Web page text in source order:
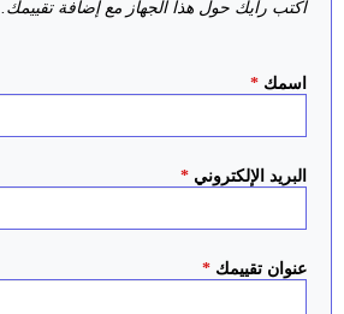
اكتب رأيك حول هذا الجهاز مع إضافة تقييمك.
اسمك *
البريد الإلكتروني *
عنوان تقييمك *